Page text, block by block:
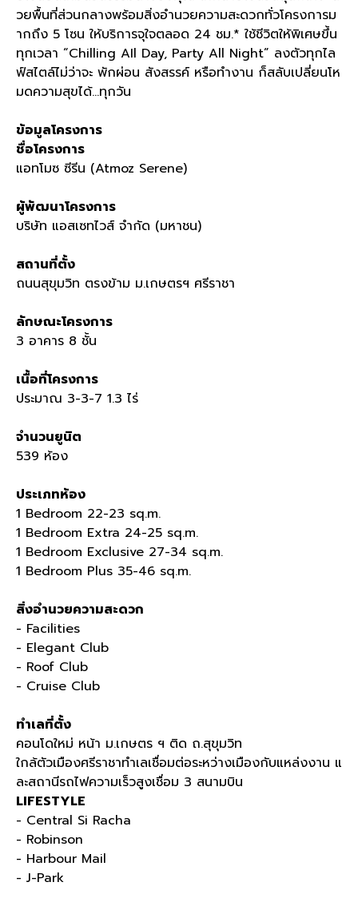
วยพื้นที่ส่วนกลางพร้อมสิ่งอำนวยความสะดวกทั่วโครงการม
ากถึง 5 โซน ให้บริการจุใจตลอด 24 ชม.*ใช้ชีวิตให้พิเศษขึ้น
ทุกเวลา “Chilling AIl Day, Party All Night” ลงตัวทุกไล
ฟ์สไตล์ไม่ว่าจะ พักผ่อน สังสรรค์ หรือทำงาน ก็สลับเปลี่ยนโห
มดความสุขได้…ทุกวัน
ข้อมูลโครงการ
ชื่อโครงการ
แอทโมซ ซีรีน (Atmoz Serene)
ผู้พัฒนาโครงการ
บริษัท แอสเซทไวส์ จำกัด (มหาชน)
สถานที่ตั้ง
ถนนสุขุมวิท ตรงข้าม ม.เกษตรฯ ศรีราชา
ลักษณะโครงการ
3 อาคาร 8 ชั้น
เนื้อที่โครงการ
ประมาณ 3-3-7 1.3 ไร่
จำนวนยูนิต
539 ห้อง
ประเภทห้อง
1 Bedroom 22-23 sq.m.
1 Bedroom Extra 24-25 sq.m.
1 Bedroom Exclusive 27-34 sq.m.
1 Bedroom Plus 35-46 sq.m.
สิ่งอำนวยความสะดวก
- Facilities
- Elegant Club
- Roof Club
- Cruise Club
ทำเลที่ตั้ง
คอนโดใหม่ หน้า ม.เกษตร ฯ ติด ถ.สุขุมวิท
ใกล้ตัวเมืองศรีราชาทำเลเชื่อมต่อระหว่างเมืองกับแหล่งงาน แ
ละสถานีรถไฟความเร็วสูงเชื่อม 3 สนามบิน
LIFESTYLE
- Central Si Racha
- Robinson
- Harbour Mail
- J-Park